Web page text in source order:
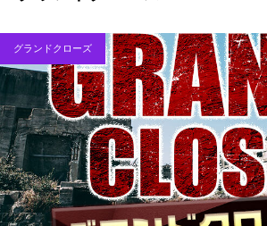
グランドクローズ